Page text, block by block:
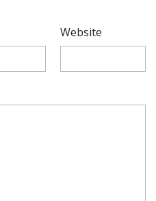
Website